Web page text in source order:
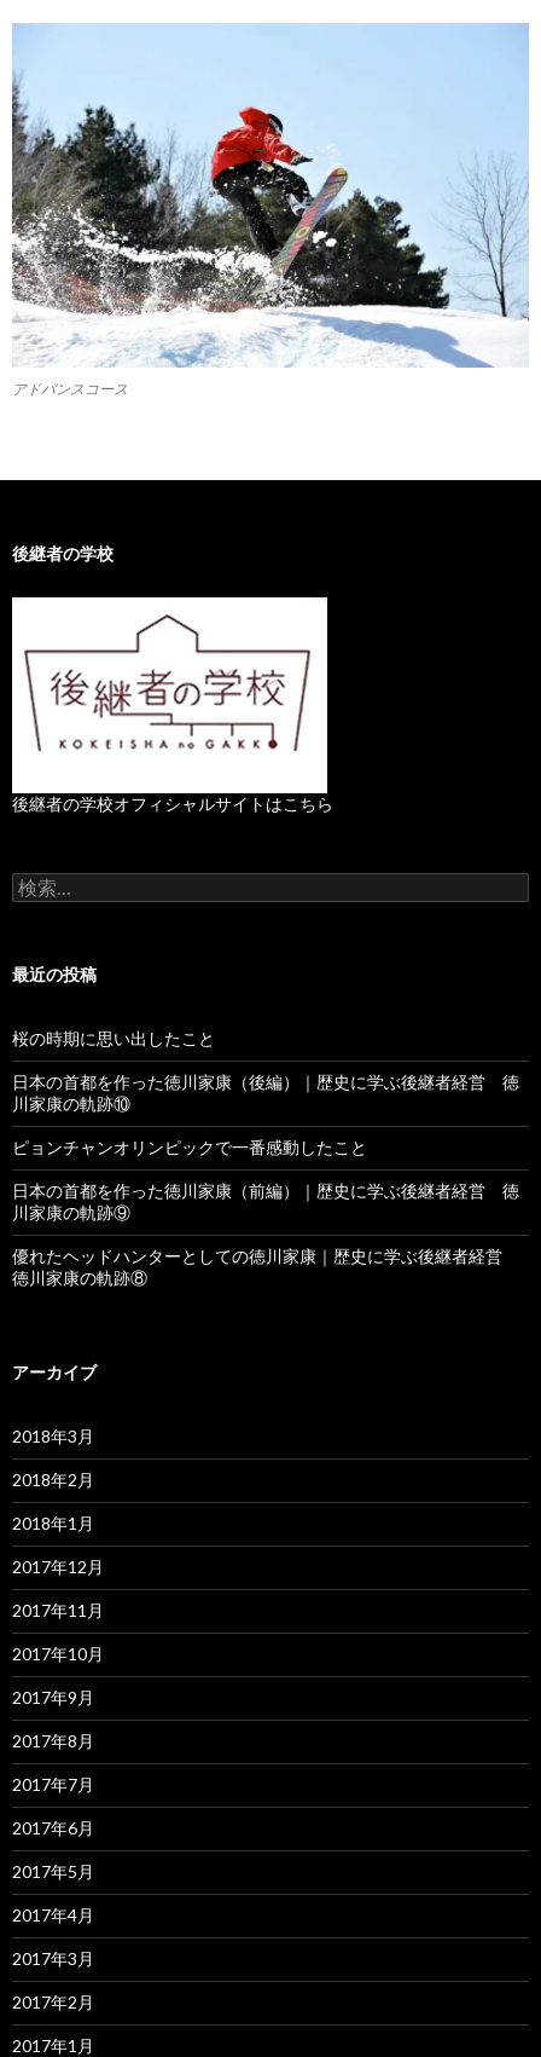
アドバンスコース
後継者の学校
後継者の学校オフィシャルサイトはこちら
検
索
最近の投稿
桜の時期に思い出したこと
日本の首都を作った徳川家康（後編）｜歴史に学ぶ後継者経営 徳
川家康の軌跡⑩
ピョンチャンオリンピックで一番感動したこと
日本の首都を作った徳川家康（前編）｜歴史に学ぶ後継者経営 徳
川家康の軌跡⑨
優れたヘッドハンターとしての徳川家康｜歴史に学ぶ後継者経営
徳川家康の軌跡⑧
アーカイブ
2018年3月
2018年2月
2018年1月
2017年12月
2017年11月
2017年10月
2017年9月
2017年8月
2017年7月
2017年6月
2017年5月
2017年4月
2017年3月
2017年2月
2017年1月